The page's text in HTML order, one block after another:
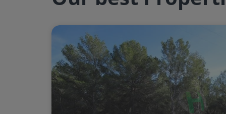
Calefacción
Piscina
Trastero
Jardín